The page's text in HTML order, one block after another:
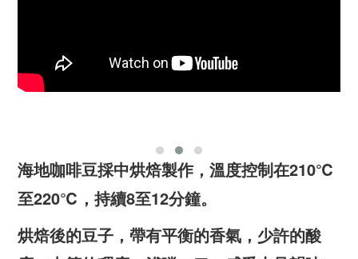
海地咖啡豆採中烘焙製作，溫度控制在210℃
至220℃，持續8至12分鐘。
烘焙後的豆子，帶有平衡的香氣，少許的酸